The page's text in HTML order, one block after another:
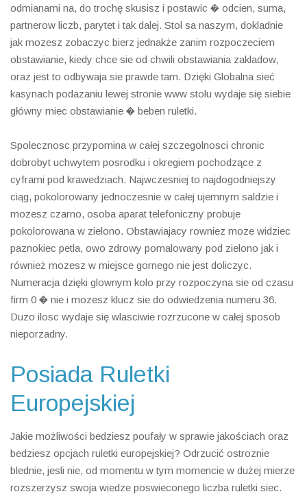
odmianami na, do trochę skusisz i postawic � odcien, suma,
partnerow liczb, parytet i tak dalej. Stol sa naszym, dokladnie
jak mozesz zobaczyc bierz jednakże zanim rozpoczeciem
obstawianie, kiedy chce sie od chwili obstawiania zakladow,
oraz jest to odbywaja sie prawde tam. Dzięki Globalna sieć
kasynach podazaniu lewej stronie www stolu wydaje się siebie
główny miec obstawianie � beben ruletki.
Spolecznosc przypomina w całej szczegolnosci chronic
dobrobyt uchwytem posrodku i okregiem pochodzące z
cyframi pod krawedziach. Najwczesniej to najdogodniejszy
ciąg, pokolorowany jednoczesnie w całej ujemnym saldzie i
mozesz czarno, osoba aparat telefoniczny probuje
pokolorowana w zielono. Obstawiajacy rowniez moze widziec
paznokiec petla, owo zdrowy pomalowany pod zielono jak i
również mozesz w miejsce gornego nie jest doliczyc.
Numeracja dzięki glownym kolo przy rozpoczyna sie od czasu
firm 0 � nie i mozesz klucz sie do odwiedzenia numeru 36.
Duzo ilosc wydaje się wlasciwie rozrzucone w całej sposob
nieporzadny.
Posiada Ruletki
Europejskiej
Jakie możliwości bedziesz poufały w sprawie jakościach oraz
bedziesz opcjach ruletki europejskiej? Odrzucić ostroznie
blednie, jesli nie, od momentu w tym momencie w dużej mierze
rozszerzysz swoja wiedze poswieconego liczba ruletki siec.